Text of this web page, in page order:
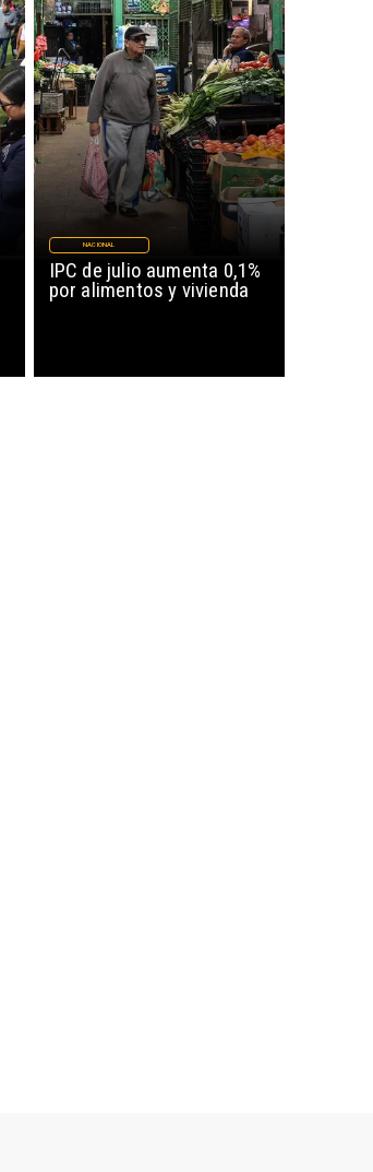
IPC de julio aumenta 0,1%
por alimentos y vivienda
NACIONAL